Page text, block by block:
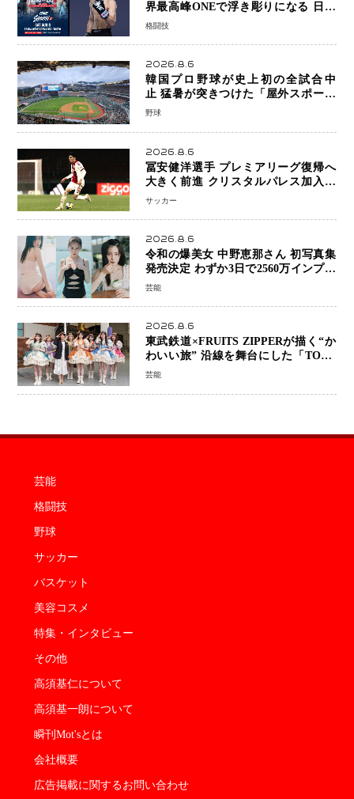
界最高峰ONEで浮き彫りになる 日本
キックボクシングが直面する“技術
格闘技
2026.8.6
韓国プロ野球が史上初の全試合中
止 猛暑が突きつけた「屋外スポーツ
の限界」 日本発のドーム型施設時代
野球
2026.8.6
冨安健洋選手 プレミアリーグ復帰へ
大きく前進 クリスタルパレス加入目
前 メディカルチェックも通過
サッカー
2026.8.6
令和の爆美女 中野恵那さん 初写真集
発売決定 わずか3日で2560万インプレ
ッションを記録した話題の美貌を凝縮
芸能
2026.8.6
東武鉄道×FRUITS ZIPPERが描く“か
わいい旅” 沿線を舞台にした「TOBU
KAWAII PROJECT」が開幕
芸能
芸能
格闘技
野球
サッカー
バスケット
美容コスメ
特集・インタビュー
その他
高須基仁について
高須基一朗について
瞬刊Mot'sとは
会社概要
広告掲載に関するお問い合わせ